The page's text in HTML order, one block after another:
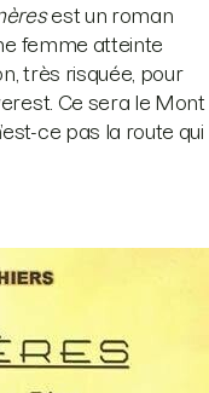
est un roman
femme atteinte
très risquée, pour
Ce sera le Mont
ce pas la route qui